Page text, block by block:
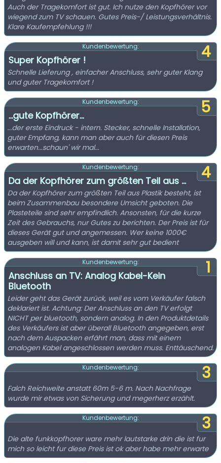
Auch der Tragekomfort ist gut. Ich nutze den Kopfhörer vor
wiegend zum TV schauen. Gutes Preis-/ Leistungsverhältnis.
Klare Kaufempfehlung !!!
4
Kundenbewertung:
Super Kopfhörer !
Schnelle Lieferung , einfacher Anschluss, sehr guter Klang
und guter Tragekomfort !
5
Kundenbewertung:
...gute Kopfhörer...
...der erste Eindruck - intern. Stecker, schnelle Installation,
guter Empfang, kann man aber auch für diesen Preis
erwarten...schaun' wir mal...
4
Kundenbewertung:
Da der Kopfhörer zum größten Teil aus ...
Da der Kopfhörer zum größten Teil aus Plastik besteht, ist
beim Zusammenbau besondere Umsicht geboten. Die
Plasteteile sind sehr empfindlich. Ansonsten, für die kurze
Zeit des Gebrauchs, nur Gutes zu berichten. Der Preis ist für
dieses Gerät gut und angemessen. Wer keine 1000€
ausgeben will und kann, ist damit sehr gut bedient
1
Kundenbewertung:
Anschluss an TV: Analog Kabel-Kein
Bluetooth
Leider geht das Gerät zurück, weil es vom Verkäufer falsch
deklariert ist. Achtung: Der Anschluss an den TV erfolgt
NICHT per bluetooth, sondern analog. In den Produktdetails
des Verkäufers ist aber überall Bluetooth angegeben, erst
nach dem Auspacken erfährt man, dass mit einem
analogen Kabel angeschlossen werden muss. Enttäuschend.
3
Kundenbewertung:
Falch Reichweite anstatt 60m 5-6 m. Nach Nachfrage
wurde mir etwas von Sicherung und megerherz erzählt.
3
Kundenbewertung:
Die alte funkkopfhorer ware mehr lautstarke drin die ist fur
mich so leicht fur diese Preis ist ok aber habe mehr erwarte